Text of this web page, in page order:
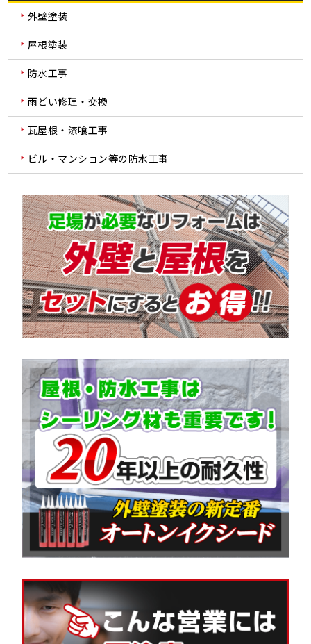
外壁塗装
屋根塗装
防水工事
雨どい修理・交換
瓦屋根・漆喰工事
ビル・マンション等の防水工事